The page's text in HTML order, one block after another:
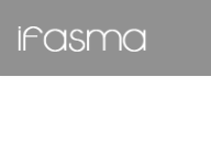
Μεταπηδήστε
στο